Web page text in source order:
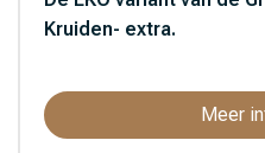
Kruiden- extra.
Meer